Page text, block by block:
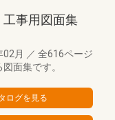
事用図面集
02月 ／ 全616ページ
面集です。